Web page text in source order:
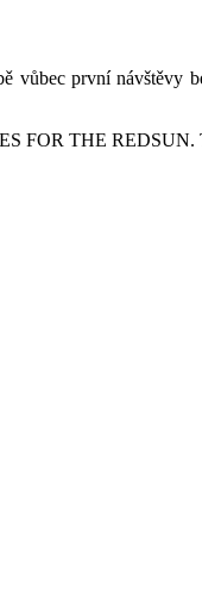
vůbec první
FOR THE REDSUN.